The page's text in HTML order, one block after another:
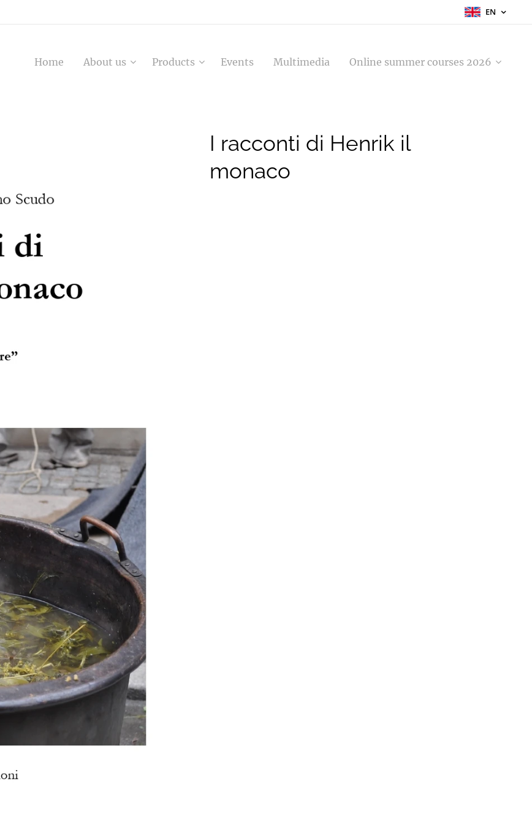
EN
Home About us Products Events Multimedia Online summer courses 2026
I racconti di Henrik il
monaco